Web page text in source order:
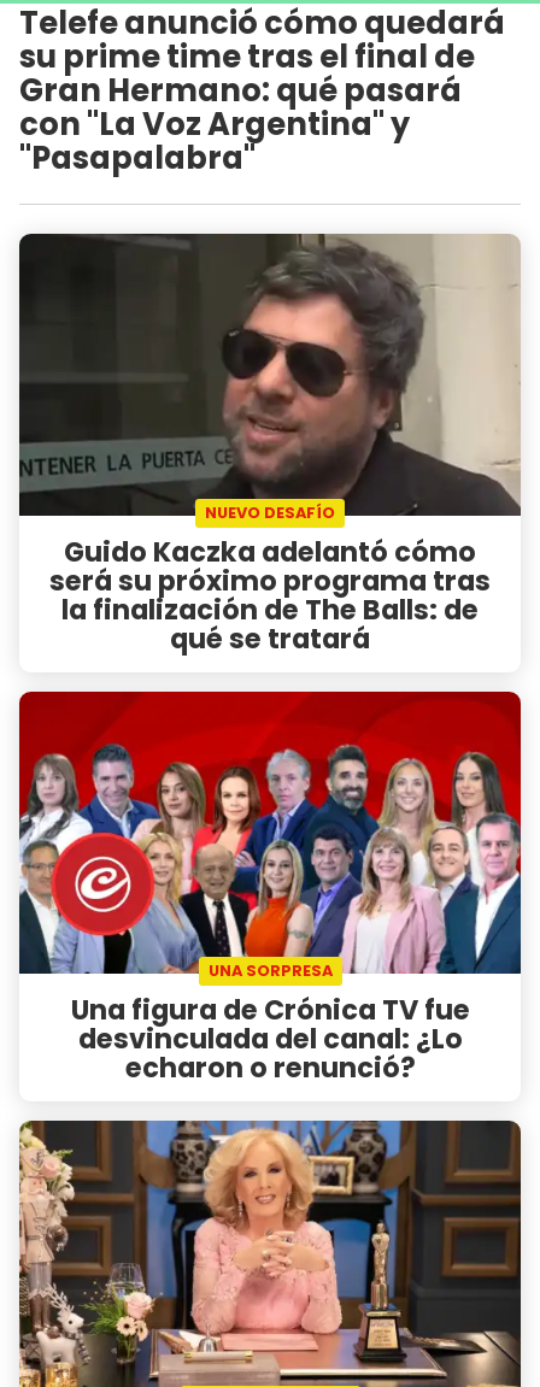
Telefe anunció cómo quedará
su prime time tras el final de
Gran Hermano: qué pasará
con "La Voz Argentina" y
"Pasapalabra"
NUEVO DESAFÍO
Guido Kaczka adelantó cómo
será su próximo programa tras
la finalización de The Balls: de
qué se tratará
UNA SORPRESA
Una figura de Crónica TV fue
desvinculada del canal: ¿Lo
echaron o renunció?